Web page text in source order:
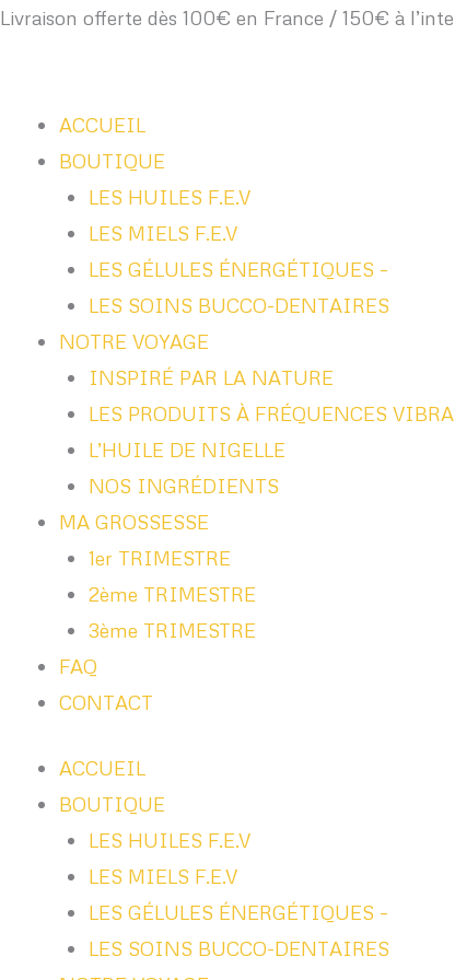
Aller
Livraison offerte dès 100€ en France / 150€ à
ACCUEIL
BOUTIQUE
LES HUILES F.E.V
LES MIELS F.E.V
LES GÉLULES ÉNERGÉTIQUES –
LES SOINS BUCCO-DENTAIRES
NOTRE VOYAGE
INSPIRÉ PAR LA NATURE
LES PRODUITS À FRÉQUENCES
L’HUILE DE NIGELLE
NOS INGRÉDIENTS
MA GROSSESSE
1er TRIMESTRE
2ème TRIMESTRE
3ème TRIMESTRE
FAQ
CONTACT
ACCUEIL
BOUTIQUE
LES HUILES F.E.V
LES MIELS F.E.V
LES GÉLULES ÉNERGÉTIQUES –
LES SOINS BUCCO-DENTAIRES
quantité
Blanchiment
Dentaire